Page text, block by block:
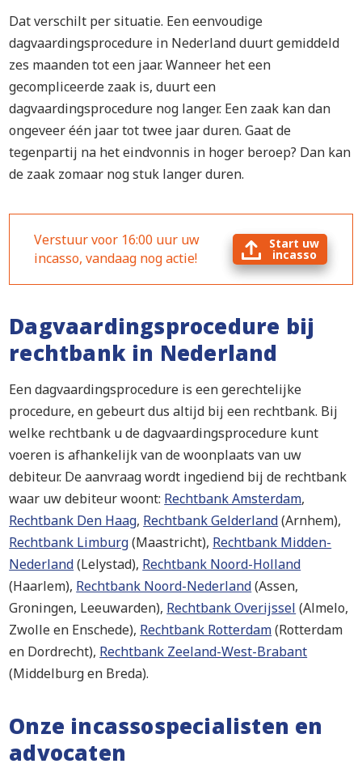
Dat verschilt per situatie. Een eenvoudige
dagvaardingsprocedure in Nederland duurt gemiddeld
zes maanden tot een jaar. Wanneer het een
gecompliceerde zaak is, duurt een
dagvaardingsprocedure nog langer. Een zaak kan dan
ongeveer één jaar tot twee jaar duren. Gaat de
tegenpartij na het eindvonnis in hoger beroep? Dan kan
de zaak zomaar nog stuk langer duren.
Verstuur voor 16:00 uur uw
incasso, vandaag nog actie!
Start uw
incasso
Dagvaardingsprocedure bij
rechtbank in Nederland
Een dagvaardingsprocedure is een gerechtelijke
procedure, en gebeurt dus altijd bij een rechtbank. Bij
welke rechtbank u de dagvaardingsprocedure kunt
voeren is afhankelijk van de woonplaats van uw
debiteur. De aanvraag wordt ingediend bij de rechtbank
waar uw debiteur woont: Rechtbank Amsterdam,
Rechtbank Den Haag, Rechtbank Gelderland(Arnhem),
Rechtbank Limburg(Maastricht), Rechtbank Midden-
Nederland(Lelystad), Rechtbank Noord-Holland
(Haarlem), Rechtbank Noord-Nederland(Assen,
Groningen, Leeuwarden), Rechtbank Overijssel (Almelo,
Zwolle en Enschede), Rechtbank Rotterdam(Rotterdam
en Dordrecht), Rechtbank Zeeland-West-Brabant
(Middelburg en Breda).
Onze incassospecialisten en
advocaten